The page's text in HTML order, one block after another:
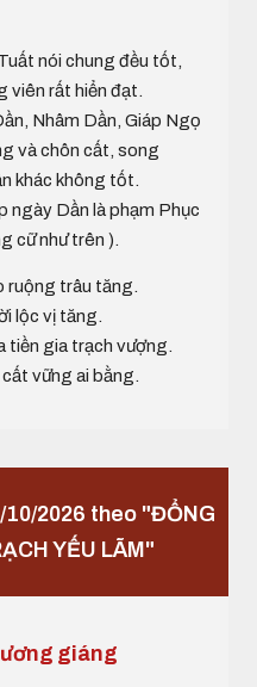
nói chung đều tốt,
viên rất hiển đạt.
Nhâm Dần, Giáp Ngọ
và chôn cất, song
khác không tốt.
ngày Dần là phạm Phục
cữ như trên ).
ruộng trâu tăng.
lộc vị tăng.
tiền gia trạch vượng.
vững ai bằng.
10/2026 theo "ĐỔNG
YẾU LÃM"
giáng